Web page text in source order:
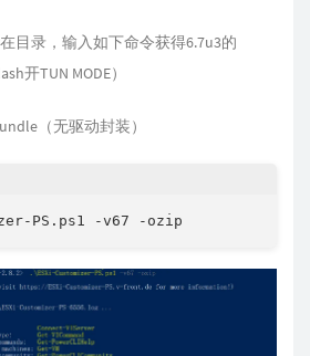
目录，输入如下命令获得6.7u3的
开TUN MODE）
（无驱动封装）
PS.ps1 -v67 -ozip